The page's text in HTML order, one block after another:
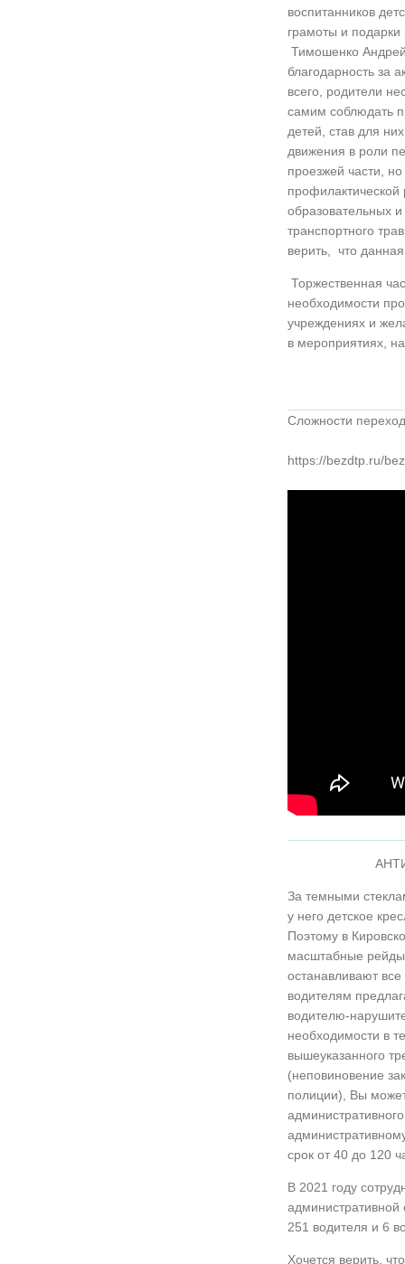
воспитанников
грамоты и
Тимошенко
благодарность за
всего, родители
самим соблюдать
детей, став для
движения в роли
проезжей части,
образовательных
транспортного
верить, что
Торжественная
необходимости
учреждениях и
в мероприятиях,
Сложности
https://bezdtp.ru/
За темными
у него детское
Поэтому в
масштабные
останавливают
водителям
водителю-
необходимости в
вышеуказанного
(неповиновение
полиции), Вы
срок от 40 до 120
В 2021 году
251 водителя и 6
Хочется верить,